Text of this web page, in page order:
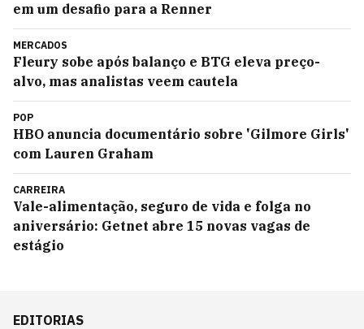
em um desafio para a Renner
MERCADOS
Fleury sobe após balanço e BTG eleva preço-
alvo, mas analistas veem cautela
POP
HBO anuncia documentário sobre 'Gilmore Girls'
com Lauren Graham
CARREIRA
Vale-alimentação, seguro de vida e folga no
aniversário: Getnet abre 15 novas vagas de
estágio
EDITORIAS